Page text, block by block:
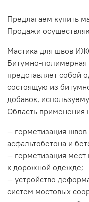
Предлагаем купить
Продажи
Мастика для швов
Битумно-
представляет собой
состоящую из
добавок,
Область
— герметизация
асфальтобетона и
— герметизация
к дорожной одежде;
— устройство
систем мостовых